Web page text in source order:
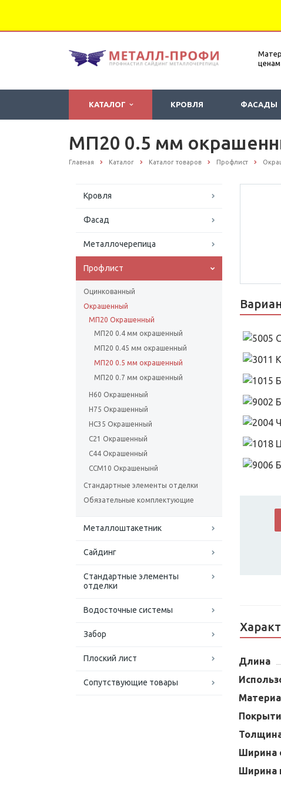
КАТАЛОГ КРОВЛЯ ФАСАДЫ
МП20 0.5 мм
Главная Каталог Каталог товаров Профлист
Кровля
Фасад
Металлочерепица
Профлист
Оцинкованный
Окрашенный
МП20 Окрашенный
МП20 0.4 мм окрашенный
МП20 0.45 мм окрашенный
МП20 0.5 мм окрашенный
МП20 0.7 мм окрашенный
Н60 Окрашенный
Н75 Окрашенный
НС35 Окрашенный
С21 Окрашенный
С44 Окрашенный
ССМ10 Окрашенынй
Стандартные элементы отделки
Обязательные комплектующие
Металлоштакетник
Сайдинг
Стандартные элементы
отделки
Водосточные системы
Забор
Плоский лист
Сопутствующие товары
Длина
Ширина
Ширина